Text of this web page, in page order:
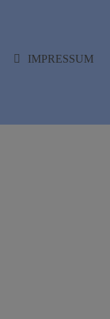
IMPRESSUM